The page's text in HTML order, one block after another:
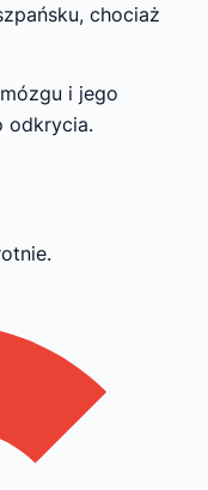
chociaż
i jego
odkrycia.